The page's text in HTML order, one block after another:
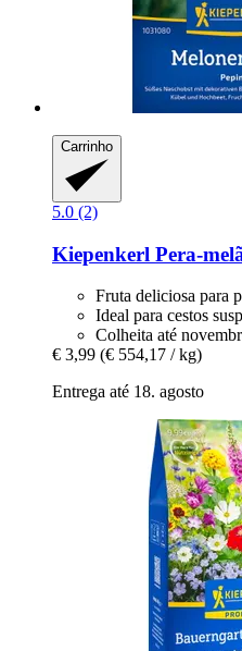
Carrinho
5.0 (2)
Kiepenkerl Pera-​
Fruta deliciosa para
Ideal para cestos
Colheita até
€ 3,99 (€ 554,17 / kg)
Entrega até 18. agosto